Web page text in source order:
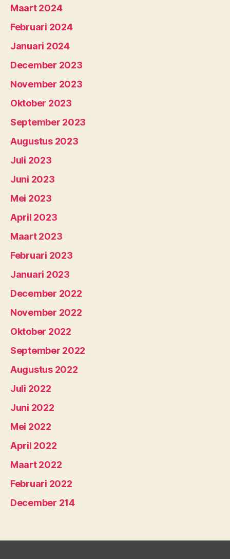
Maart 2024
Februari 2024
Januari 2024
December 2023
November 2023
Oktober 2023
September 2023
Augustus 2023
Juli 2023
Juni 2023
Mei 2023
April 2023
Maart 2023
Februari 2023
Januari 2023
December 2022
November 2022
Oktober 2022
September 2022
Augustus 2022
Juli 2022
Juni 2022
Mei 2022
April 2022
Maart 2022
Februari 2022
December 214